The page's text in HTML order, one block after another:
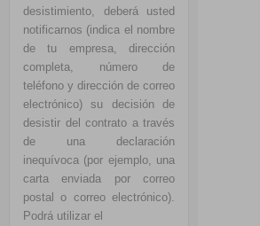
desistimiento, deberá usted
notificarnos (indica el nombre
de tu empresa, dirección
completa, número de
teléfono y dirección de correo
electrónico) su decisión de
desistir del contrato a través
de una declaración
inequívoca (por ejemplo, una
carta enviada por correo
postal o correo electrónico).
Podrá utilizar el